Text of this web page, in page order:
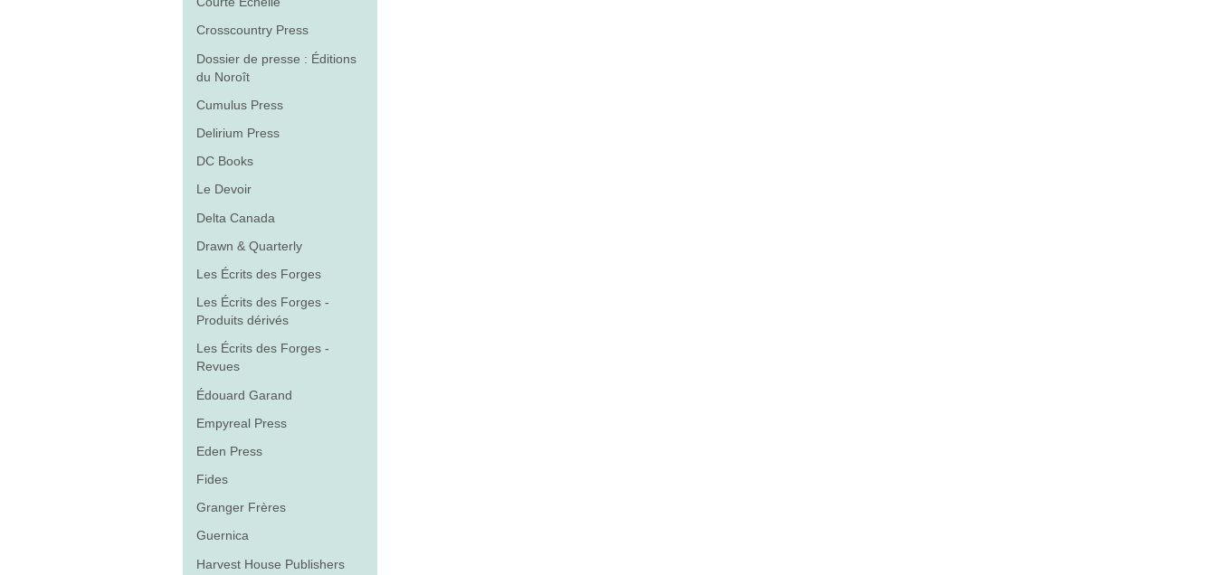
Crosscountry Press
Dossier de presse : Éditions
du Noroît
Cumulus Press
Delirium Press
DC Books
Le Devoir
Delta Canada
Drawn & Quarterly
Les Écrits des Forges
Les Écrits des Forges -
Produits dérivés
Les Écrits des Forges -
Revues
Édouard Garand
Empyreal Press
Eden Press
Fides
Granger Frères
Guernica
Harvest House Publishers